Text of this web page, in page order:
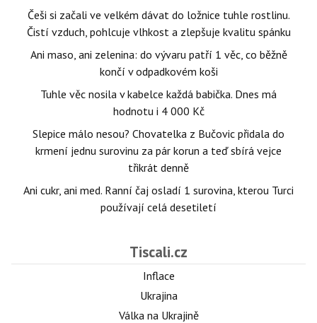
Češi si začali ve velkém dávat do ložnice tuhle rostlinu.
Čistí vzduch, pohlcuje vlhkost a zlepšuje kvalitu spánku
Ani maso, ani zelenina: do vývaru patří 1 věc, co běžně
končí v odpadkovém koši
Tuhle věc nosila v kabelce každá babička. Dnes má
hodnotu i 4 000 Kč
Slepice málo nesou? Chovatelka z Bučovic přidala do
krmení jednu surovinu za pár korun a teď sbírá vejce
třikrát denně
Ani cukr, ani med. Ranní čaj osladí 1 surovina, kterou Turci
používají celá desetiletí
Tiscali.cz
Inflace
Ukrajina
Válka na Ukrajině